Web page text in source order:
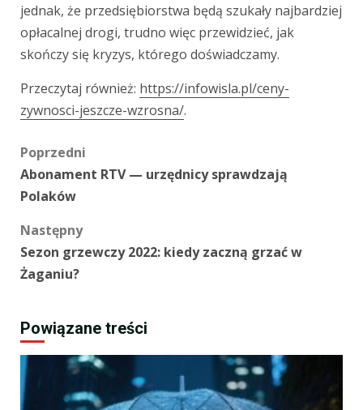
jednak, że przedsiębiorstwa będą szukały najbardziej
opłacalnej drogi, trudno więc przewidzieć, jak
skończy się kryzys, którego doświadczamy.
Przeczytaj również: https://infowisla.pl/ceny-
zywnosci-jeszcze-wzrosna/.
Zobacz
wpisy
Poprzedni
Abonament RTV — urzędnicy sprawdzają
Polaków
Następny
Sezon grzewczy 2022: kiedy zaczną grzać w
Żaganiu?
Powiązane treści